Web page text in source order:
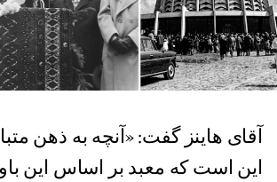
آقای هاینز گفت: «آنچه به ذهن
این است که معبد بر اساس این